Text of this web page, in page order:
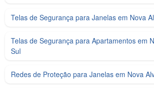
Telas de Segurança para Janelas em Nova
Telas de Segurança para Apartamentos em
Sul
Redes de Proteção para Janelas em Nova